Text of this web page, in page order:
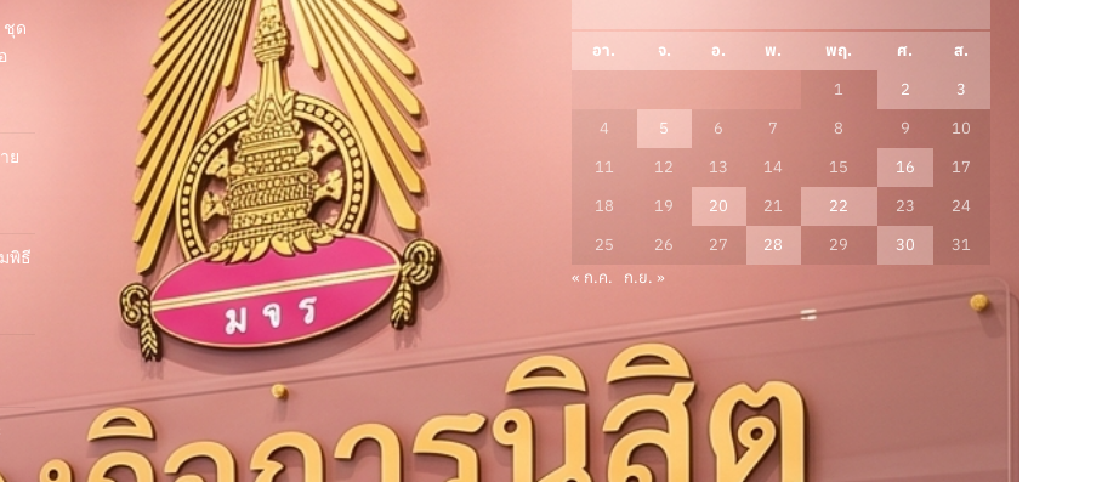
ชุด
ย
พิธี
อา. จ. อ. พ. พฤ. ศ.
ส.
1
2
3
4
5 6 7 8 9
10
11
12 13 14 15 16
17
18
19 20 21 22 23
24
25
26 27 28 29 30
31
« ก.ค.
ก.ย. »